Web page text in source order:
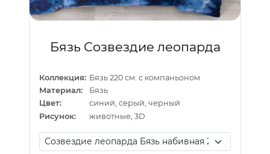
Бязь Созвездие леопарда
Коллекция: Бязь 220 см. с компаньоном
Материал:
Бязь
Цвет:
синий, серый, черный
Рисунок:
животные, 3D